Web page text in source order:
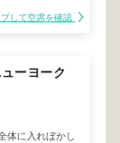
プして空席を確認
ーヨーク
体に入れぼかし